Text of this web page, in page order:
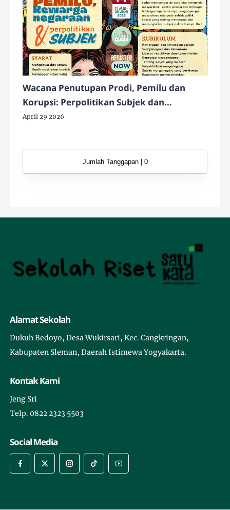
Wacana Penutupan Prodi, Pemilu dan
Korupsi: Perpolitikan Subjek dan
Konstruksi Kewarganegaraan Indonesia
April 29 2026
Jumlah Tanggapan | 0
Alamat Sekolah
Dukuh Bedoyo, Desa Wukirsari, Kec. Cangkringan,
Kabupaten Sleman, Daerah Istimewa Yogyakarta.
Kontak Kami
Jeng Sri
Telp. 0822 2323 5503
Social Media